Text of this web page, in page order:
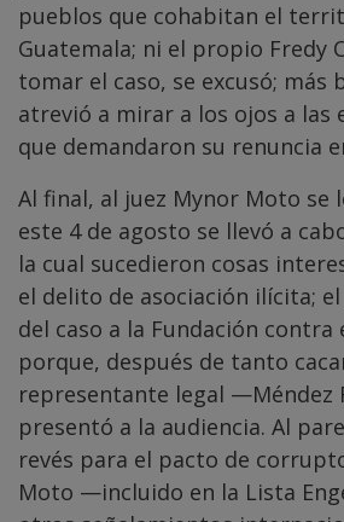
pueblos que cohabitan el
Guatemala; ni el propio Fredy
tomar el caso, se excusó; más
atrevió a mirar a los ojos a las
que demandaron su renuncia
Al final, al juez Mynor Moto se
este 4 de agosto se llevó a
la cual sucedieron cosas
el delito de asociación ilícita;
del caso a la Fundación
porque, después de tanto
representante legal —Méndez
presentó a la audiencia. Al
revés para el pacto de
Moto —incluido en la Lista